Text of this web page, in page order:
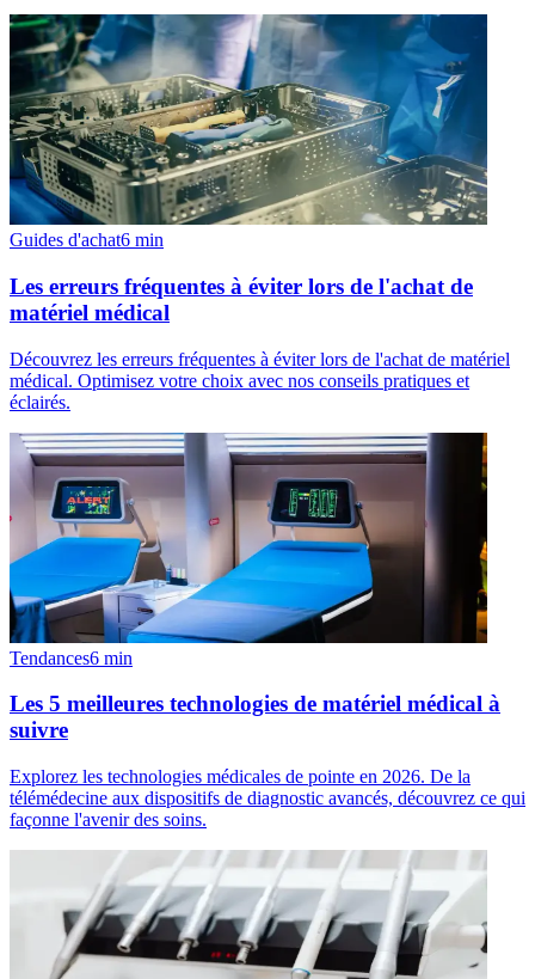
Guides d'achat6 min
Les erreurs fréquentes à éviter lors de l'achat de
matériel médical
Découvrez les erreurs fréquentes à éviter lors de l'achat de matériel
médical. Optimisez votre choix avec nos conseils pratiques et
éclairés.
Tendances6 min
Les 5 meilleures technologies de matériel médical à
suivre
Explorez les technologies médicales de pointe en 2026. De la
télémédecine aux dispositifs de diagnostic avancés, découvrez ce qui
façonne l'avenir des soins.